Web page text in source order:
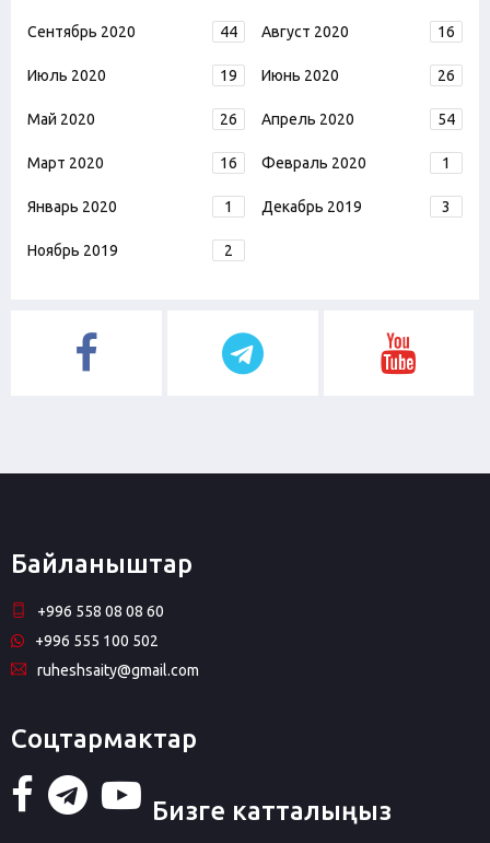
Сентябрь 2020 44 Август 2020 16
Июль 2020 19 Июнь 2020 26
Май 2020 26 Апрель 2020 54
Март 2020 16 Февраль 2020 1
Январь 2020 1 Декабрь 2019 3
Ноябрь 2019 2
Байланыштар
+996 558 08 08 60
+996 555 100 502
ruheshsaity@gmail.com
Соцтармактар
Бизге катталыңыз